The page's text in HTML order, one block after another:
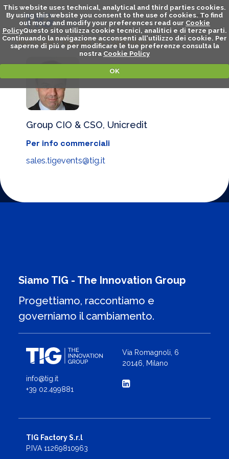
This website uses technical, analytical and third parties cookies.
By using this website you consent to the use of cookies. To find
out more and modify your preferences read our Cookie
PolicyQuesto sito utilizza cookie tecnici, analitici e di terze parti.
Continuando la navigazione acconsenti all'utilizzo dei cookie. Per
saperne di piú e per modificare le tue preferenze consulta la
nostra Cookie Policy
OK
MASSIMO MILANTA - SPEAKER
Group CIO & CSO, Unicredit
Per info commerciali
sales.tigevents@tig.it
Siamo TIG - The Innovation Group
Progettiamo, raccontiamo e
governiamo il cambiamento.
info@tig.it
+39 02.499881
Via Romagnoli, 6
20146, Milano
TIG Factory S.r.l
P.IVA 11269810963